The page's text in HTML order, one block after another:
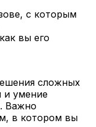
с которым
вы его
сложных
и умение
Важно
в котором вы